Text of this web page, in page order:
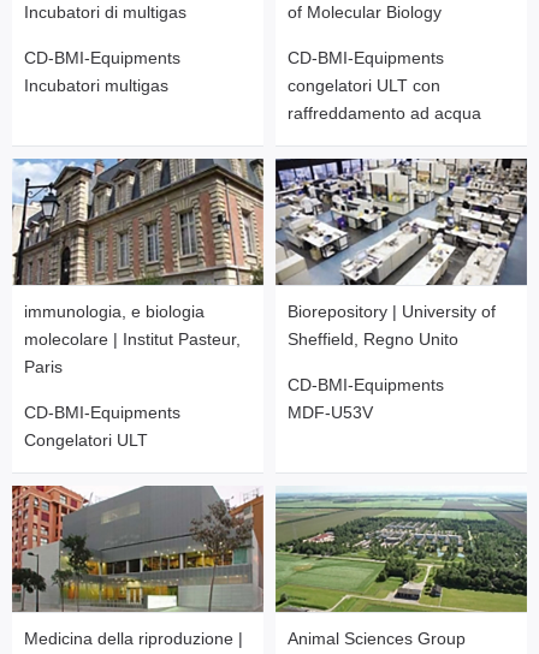
Incubatori di multigas
CD-BMI-Equipments
Incubatori multigas
of Molecular Biology
CD-BMI-Equipments
congelatori ULT con
raffreddamento ad acqua
immunologia, e biologia
molecolare | Institut Pasteur,
Paris
CD-BMI-Equipments
Congelatori ULT
Biorepository | University of
Sheffield, Regno Unito
CD-BMI-Equipments
MDF-U53V
Medicina della riproduzione |
Animal Sciences Group